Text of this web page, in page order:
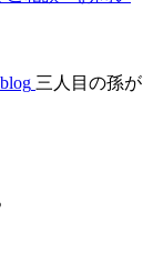
三人目の孫が